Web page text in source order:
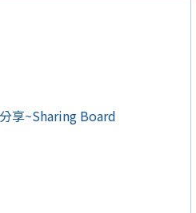
享~Sharing Board